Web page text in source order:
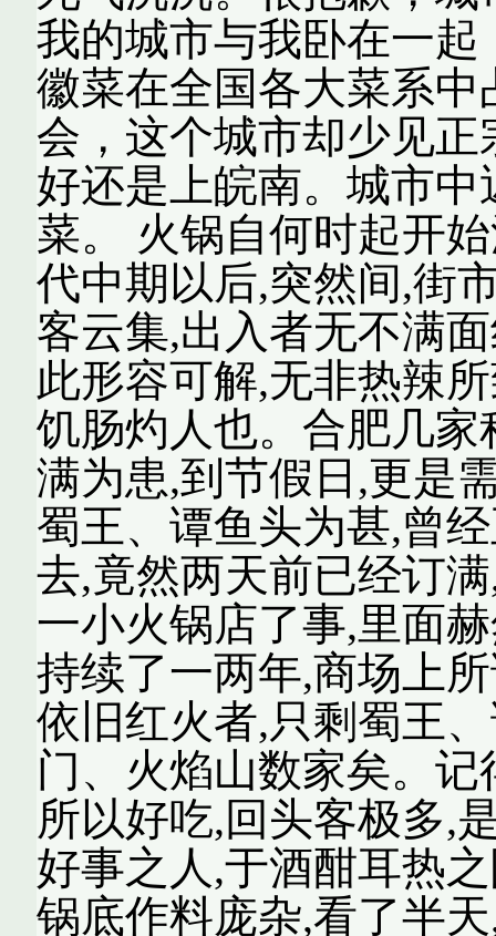
我的城市与我卧在一
徽菜在全国各大菜系
会，这个城市却少见
好还是上皖南。城市
菜。 火锅自何时起开
代中期以后,突然间,街
客云集,出入者无不满
此形容可解,无非热辣
饥肠灼人也。合肥几
满为患,到节假日,更是
蜀王、谭鱼头为甚,曾
去,竟然两天前已经订
一小火锅店了事,里面
持续了一两年,商场上
依旧红火者,只剩蜀王
门、火焰山数家矣。
所以好吃,回头客极多,
好事之人,于酒酣耳热
锅底作料庞杂,看了半